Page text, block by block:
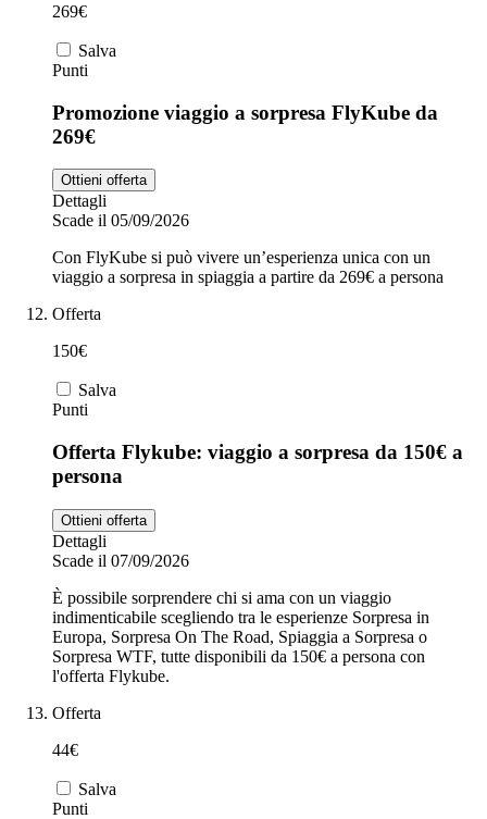
269€
Salva
Punti
Promozione viaggio a sorpresa FlyKube da
269€
Ottieni offerta
Dettagli
Scade il 05/09/2026
Con FlyKube si può vivere un’esperienza unica con un
viaggio a sorpresa in spiaggia a partire da 269€ a persona
Offerta
150€
Salva
Punti
Offerta Flykube: viaggio a sorpresa da 150€ a
persona
Ottieni offerta
Dettagli
Scade il 07/09/2026
È possibile sorprendere chi si ama con un viaggio
indimenticabile scegliendo tra le esperienze Sorpresa in
Europa, Sorpresa On The Road, Spiaggia a Sorpresa o
Sorpresa WTF, tutte disponibili da 150€ a persona con
l'offerta Flykube.
Offerta
44€
Salva
Punti